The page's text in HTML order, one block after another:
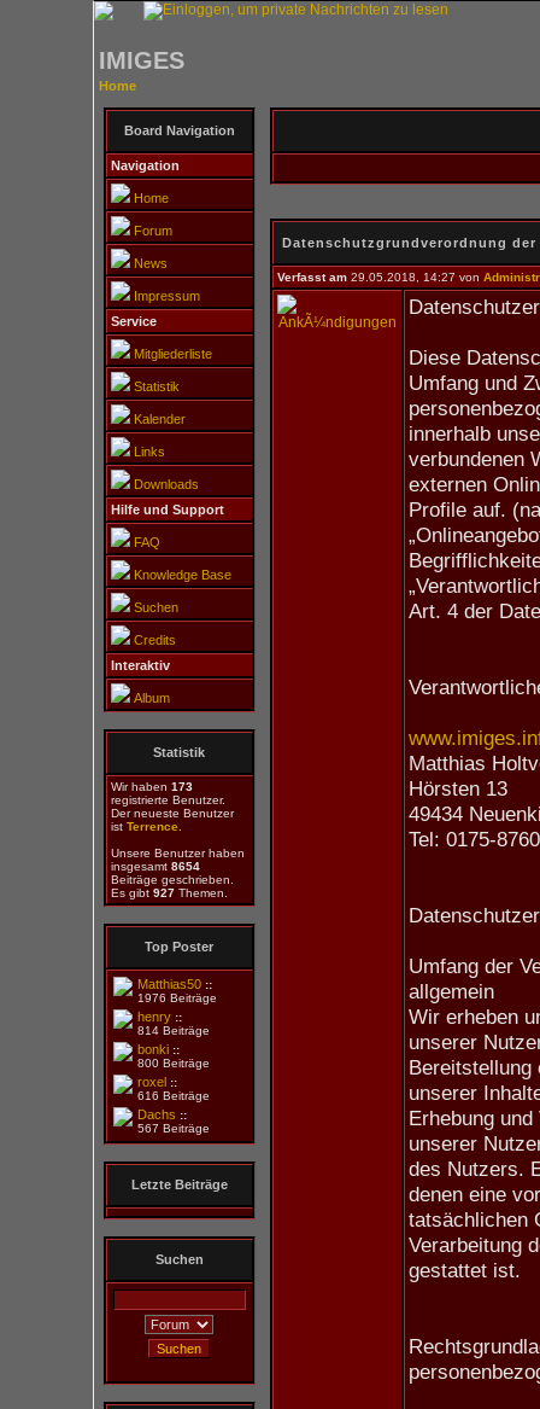
IMIGES
Home
Board Navigation
Navigation
Home
Forum
News
Impressum
Service
Mitgliederliste
Statistik
Kalender
Links
Downloads
Hilfe und Support
FAQ
Knowledge Base
Suchen
Credits
Interaktiv
Album
Statistik
Wir haben 173
registrierte Benutzer.
Der neueste Benutzer
ist Terrence.
Unsere Benutzer haben
insgesamt 8654
Beiträge geschrieben.
Es gibt 927Themen.
Top Poster
Matthias50 ::
1976 Beiträge
henry ::
814 Beiträge
bonki ::
800 Beiträge
roxel ::
616 Beiträge
Dachs ::
567 Beiträge
Letzte Beiträge
Suchen
Datenschutzgrundverordnung der
Verfasst am29.05.2018, 14:27 von
Diese
Umfang und
innerhalb
verbundenen
externen
Profile auf.
Art. 4 der
Matthias
Hörsten 13
49434
Tel: 0175-
Umfang der
allgemein
Wir erheben
unserer
Bereitstellung
unserer
Erhebung
unserer
des Nutzers.
denen eine
tatsächlichen
Verarbeitung
gestattet ist.